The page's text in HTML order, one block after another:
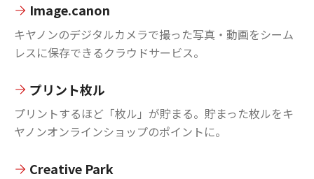
Image.canon
キヤノンのデジタルカメラで撮った写真・動画をシーム
レスに保存できるクラウドサービス。
プリント枚ル
プリントするほど「枚ル」が貯まる。貯まった枚ルをキ
ヤノンオンラインショップのポイントに。
Creative Park